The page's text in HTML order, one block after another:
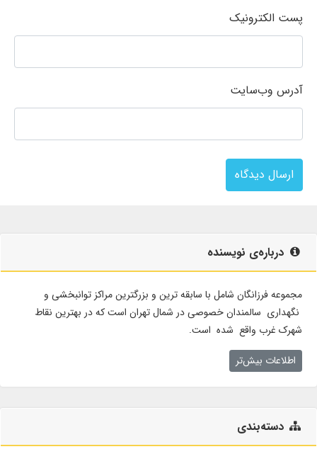
پست الکترونیک
آدرس وب‌سایت
ارسال دیدگاه
درباره‌ی نویسنده
مجموعه فرزانگان شامل با سابقه ترین و بزرگترین مراکز توانبخشی و
نگهداری سالمندان خصوصی در شمال تهران است که در بهترین نقاط
شهرک غرب واقع شده است.
اطلاعات بیش‌تر
دسته‌بندی